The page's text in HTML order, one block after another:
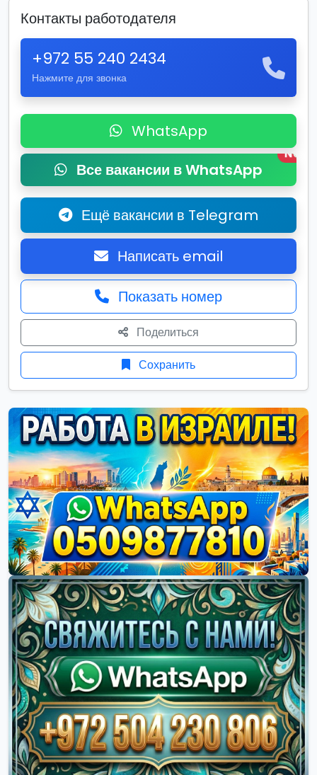
Контакты работодателя
+972 55 240 2434
Нажмите для звонка
WhatsApp
Все вакансии в WhatsApp
New
Ещё вакансии в Telegram
Написать email
Показать номер
Поделиться
Сохранить